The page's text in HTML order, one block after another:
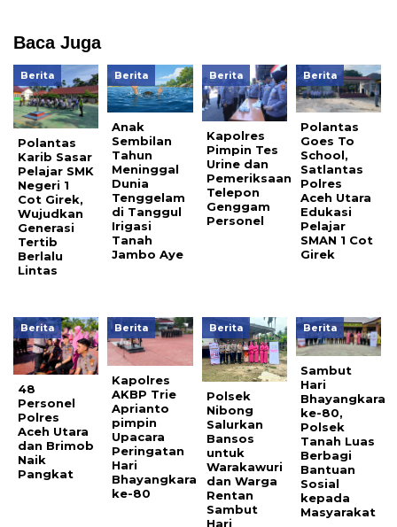
Baca Juga
Berita
Polantas
Karib Sasar
Pelajar SMK
Negeri 1
Cot Girek,
Wujudkan
Generasi
Tertib
Berlalu
Lintas
Berita
Anak
Sembilan
Tahun
Meninggal
Dunia
Tenggelam
di Tanggul
Irigasi
Tanah
Jambo Aye
Berita
Kapolres
Pimpin Tes
Urine dan
Pemeriksaan
Telepon
Genggam
Personel
Berita
Polantas
Goes To
School,
Satlantas
Polres
Aceh Utara
Edukasi
Pelajar
SMAN 1 Cot
Girek
Berita
48
Personel
Polres
Aceh Utara
dan Brimob
Naik
Pangkat
Berita
Kapolres
AKBP Trie
Aprianto
pimpin
Upacara
Peringatan
Hari
Bhayangkara
ke-80
Berita
Polsek
Nibong
Salurkan
Bansos
untuk
Warakawuri
dan Warga
Rentan
Sambut
Hari
Berita
Sambut
Hari
Bhayangkara
ke-80,
Polsek
Tanah Luas
Berbagi
Bantuan
Sosial
kepada
Masyarakat